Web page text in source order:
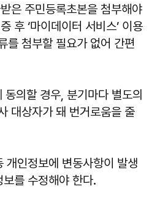
은 주민등록초본을 첨부해야
후 ‘마이데이터 서비스’ 이용
를 첨부할 필요가 없어 간편
동의할 경우, 분기마다 별도의
대상자가 돼 번거로움을 줄
개인정보에 변동사항이 발생
를 수정해야 한다.